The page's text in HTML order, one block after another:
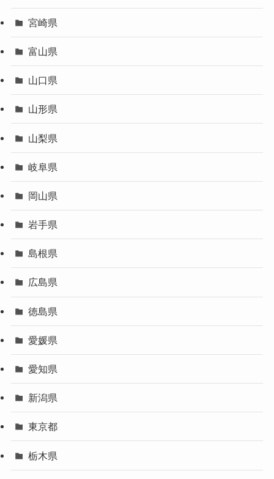
宮崎県
富山県
山口県
山形県
山梨県
岐阜県
岡山県
岩手県
島根県
広島県
徳島県
愛媛県
愛知県
新潟県
東京都
栃木県